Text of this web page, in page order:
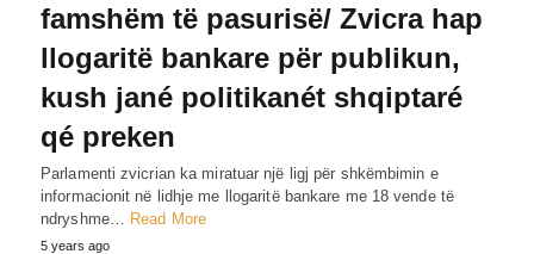
famshëm të pasurisë/ Zvicra hap
llogaritë bankare për publikun,
kush jané politikanét shqiptaré
qé preken
Parlamenti zvicrian ka miratuar një ligj për shkëmbimin e
informacionit në lidhje me llogaritë bankare me 18 vende të
ndryshme… Read More
5 years ago